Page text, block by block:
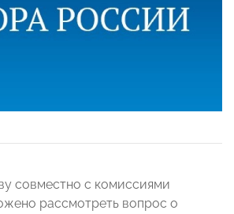
совместно с комиссиями
рассмотреть вопрос о